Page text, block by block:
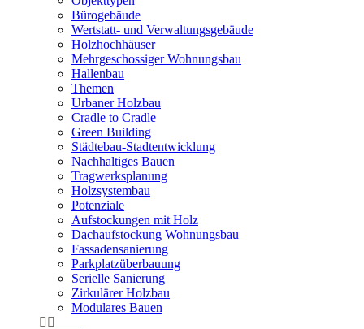
Bürogebäude
Wertstatt- und Verwaltungsgebäude
Holzhochhäuser
Mehrgeschossiger Wohnungsbau
Hallenbau
Themen
Urbaner Holzbau
Cradle to Cradle
Green Building
Städtebau-Stadtentwicklung
Nachhaltiges Bauen
Tragwerksplanung
Holzsystembau
Potenziale
Aufstockungen mit Holz
Dachaufstockung Wohnungsbau
Fassadensanierung
Parkplatzüberbauung
Serielle Sanierung
Zirkulärer Holzbau
Modulares Bauen